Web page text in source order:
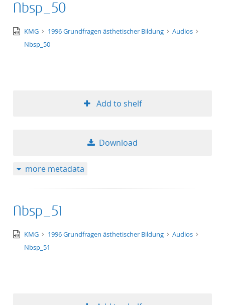
Nbsp_50
audio/x-
wav
KMG 1996 Grundfragen ästhetischer Bildung
Audios
Nbsp_50
Add to shelf
Download
more metadata
Nbsp_51
audio/x-
wav
KMG 1996 Grundfragen ästhetischer Bildung
Audios
Nbsp_51